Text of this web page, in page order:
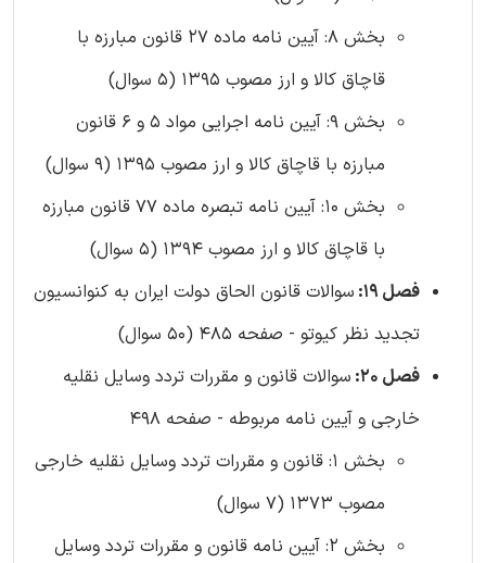
بخش 8: آیین ‌نامه ماده 27 قانون مبارزه با
قاچاق كالا و ارز مصوب 1395 (5 سوال)
بخش 9: آیین ‏نامه اجرایی مواد 5 و 6 قانون
مبارزه با قاچاق کالا و ارز مصوب 1395 (9 سوال)
بخش 10: آیین نامه تبصره ماده 77 قانون مبارزه
با قاچاق کالا و ارز مصوب 1394 (5 سوال)
فصل 19:
سوالات قانون الحاق دولت ایران به کنوانسیون
تجدید نظر کیوتو - صفحه 485 (50 سوال)
فصل 20:
سوالات قانون و مقررات تردد وسایل نقلیه
خارجی و آیین نامه مربوطه - صفحه 498
بخش 1: قانون و مقررات تردد وسایل نقلیه خارجی
مصوب 1373 (7 سوال)
بخش 2: آیین نامه قانون و مقررات تردد وسایل